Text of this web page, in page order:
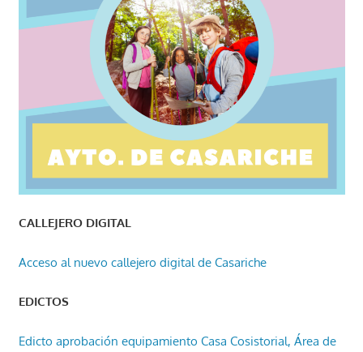
CALLEJERO DIGITAL
Acceso al nuevo callejero digital de Casariche
EDICTOS
Edicto aprobación equipamiento Casa Cosistorial, Área de